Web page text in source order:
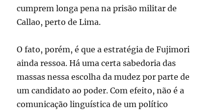
cumprem longa pena na prisão militar de
Callao, perto de Lima.
O fato, porém, é que a estratégia de Fujimori
ainda ressoa. Há uma certa sabedoria das
massas nessa escolha da mudez por parte de
um candidato ao poder. Com efeito, não é a
comunicação linguística de um político